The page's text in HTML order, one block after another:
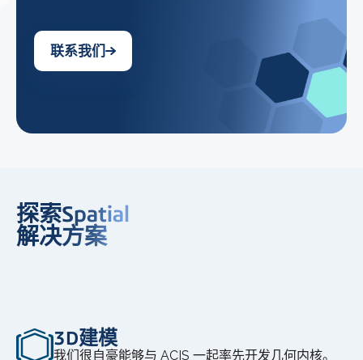
联系我们
探索Spatial
解决方案
3D建模
我们很自豪能够与 ACIS 一起率先开发几何内核。